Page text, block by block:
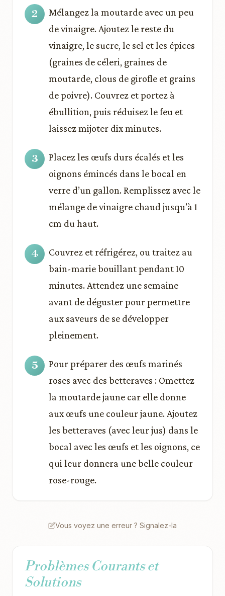
Mélangez la moutarde avec un peu
de vinaigre. Ajoutez le reste du
vinaigre, le sucre, le sel et les épices
(graines de céleri, graines de
moutarde, clous de girofle et grains
de poivre). Couvrez et portez à
ébullition, puis réduisez le feu et
laissez mijoter dix minutes.
Placez les œufs durs écalés et les
oignons émincés dans le bocal en
verre d’un gallon. Remplissez avec le
mélange de vinaigre chaud jusqu’à 1
cm du haut.
Couvrez et réfrigérez, ou traitez au
bain-marie bouillant pendant 10
minutes. Attendez une semaine
avant de déguster pour permettre
aux saveurs de se développer
pleinement.
Pour préparer des œufs marinés
roses avec des betteraves : Omettez
la moutarde jaune car elle donne
aux œufs une couleur jaune. Ajoutez
les betteraves (avec leur jus) dans le
bocal avec les œufs et les oignons, ce
qui leur donnera une belle couleur
rose-rouge.
Vous voyez une erreur ? Signalez-la
Problèmes Courants et
Solutions